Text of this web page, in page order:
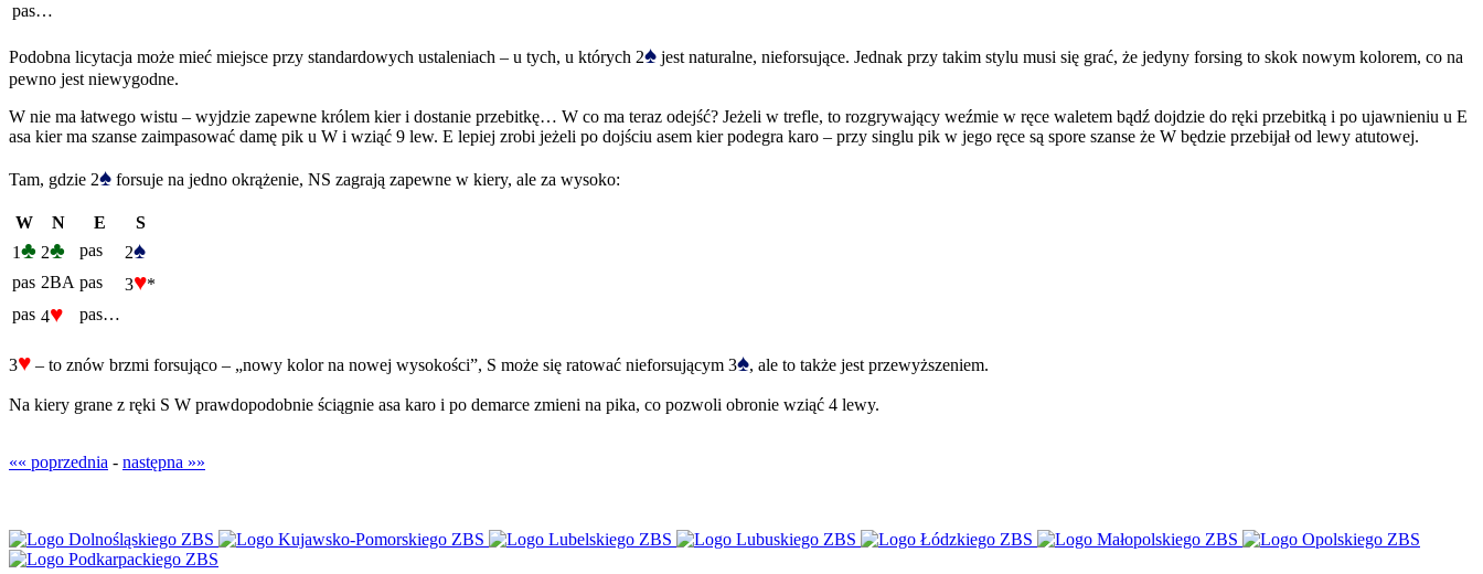
pas…
Podobna licytacja może mieć miejsce przy standardowych ustaleniach – u tych, u których 2♠ jest naturalne, nieforsujące. Jednak przy takim stylu musi się grać, że jedyny forsing to skok nowym kolorem, co na
pewno jest niewygodne.
W nie ma łatwego wistu – wyjdzie zapewne królem kier i dostanie przebitkę… W co ma teraz odejść? Jeżeli w trefle, to rozgrywający weźmie w ręce waletem bądź dojdzie do ręki przebitką i po ujawnieniu u E
asa kier ma szanse zaimpasować damę pik u W i wziąć 9 lew. E lepiej zrobi jeżeli po dojściu asem kier podegra karo – przy singlu pik w jego ręce są spore szanse że W będzie przebijał od lewy atutowej.
Tam, gdzie 2♠ forsuje na jedno okrążenie, NS zagrają zapewne w kiery, ale za wysoko:
W N E
S
1♣ 2♣ pas 2♠
pas 2BA pas 3♥*
pas 4♥ pas…
3♥ – to znów brzmi forsująco – „nowy kolor na nowej wysokości”, S może się ratować nieforsującym 3♠, ale to także jest przewyższeniem.
Na kiery grane z ręki S W prawdopodobnie ściągnie asa karo i po demarce zmieni na pika, co pozwoli obronie wziąć 4 lewy.
«« poprzednia - następna »»